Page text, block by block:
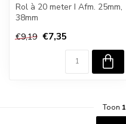
Rol à 20 meter I Afm. 25mm,
38mm
€9,19 €7,35
Toon 1